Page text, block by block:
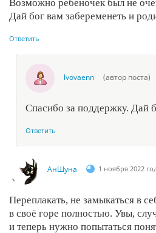
Возможно ребеночек был не
Дай бог вам забеременеть и
Ответить
lvovaenn (автор поста)
Спасибо за поддержку. Дай
Ответить
АнШуна 1 ноября 2022
Переплакать, не замыкаться в
в своё горе полностью. Увы,
и теперь нужно попытаться